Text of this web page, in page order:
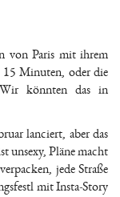
von Paris mit ihrem
15 Minuten, oder die
könnten das in
lanciert, aber das
unsexy, Pläne macht
jede Straße
mit Insta-Story